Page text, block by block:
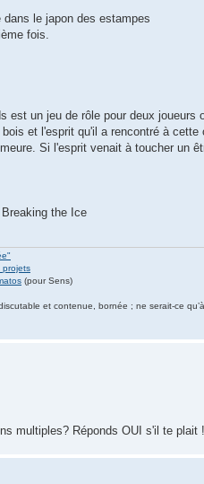
dans le japon des estampes
fois.
est un jeu de rôle pour deux
et l'esprit qu'il a rencontré à
Si l'esprit venait à toucher un
the Ice
projets
(pour Sens)
et contenue, bornée ; ne serait-ce
multiples? Réponds OUI s'il te plait